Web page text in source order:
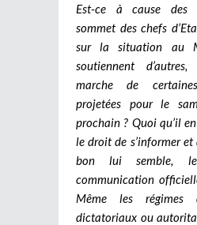
Est-ce à cause des
sommet des chefs
sur la situation au
soutiennent
marche de
projetées pour le
prochain ? Quoi qu’il
le droit de s’informer et
bon lui semble,
communication
Même les régimes
dictatoriaux ou